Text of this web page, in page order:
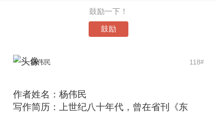
鼓励一下！
鼓励
118#
杨伟民
作者姓名：杨伟民
写作简历：上世纪八十年代，曾在省刊《东